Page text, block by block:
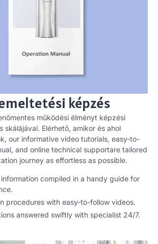
képzés
működési élményt képzési
skálájával. Elérhető, amikor és ahol
our informative video tutorials, easy-to-
, and online technical supportare tailored
journey as effortless as possible.
compiled in a handy guide for
.
procedures with easy-to-follow videos.
answered swiftly with specialist 24/7.